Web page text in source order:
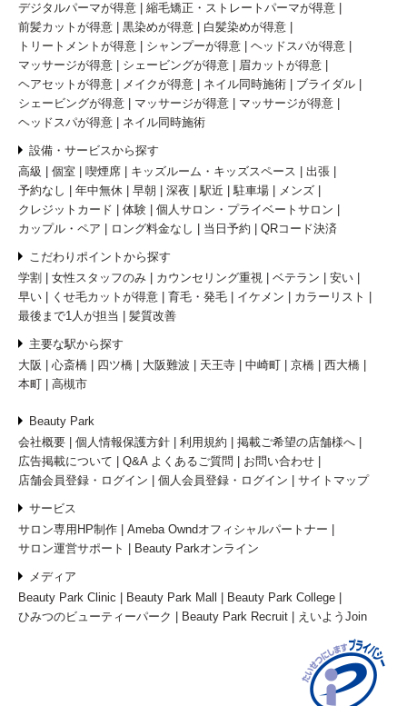
デジタルパーマが得意
縮毛矯正・ストレートパーマが得意
前髪カットが得意
黒染めが得意
白髪染めが得意
トリートメントが得意
シャンプーが得意
ヘッドスパが得意
マッサージが得意
シェービングが得意
眉カットが得意
ヘアセットが得意
メイクが得意 ネイル同時施術
ブライダル
シェービングが得意
マッサージが得意
マッサージが得意
ヘッドスパが得意
ネイル同時施術
設備・サービスから探す
高級
個室 喫煙席 キッズルーム・キッズスペース
出張
予約なし
年中無休 早朝 深夜 駅近 駐車場
メンズ
クレジットカード
体験
個人サロン・プライベートサロン
カップル・ペア
ロング料金なし 当日予約 QRコード決済
こだわりポイントから探す
学割
女性スタッフのみ カウンセリング重視 ベテラン
安い
早い
くせ毛カットが得意 育毛・発毛 イケメン
カラーリスト
最後まで1人が担当
髪質改善
主要な駅から探す
大阪
心斎橋 四ツ橋 大阪難波 天王寺 中崎町 京橋
西大橋
本町
高槻市
Beauty Park
会社概要
個人情報保護方針 利用規約
掲載ご希望の店舗様へ
広告掲載について
Q&A よくあるご質問
お問い合わせ
店舗会員登録・ログイン
個人会員登録・ログイン サイトマップ
サービス
サロン専用HP制作
Ameba Owndオフィシャルパートナー
サロン運営サポート
Beauty Parkオンライン
メディア
Beauty Park Clinic
Beauty Park Mall
Beauty Park College
ひみつのビューティーパーク
Beauty Park Recruit えいようJoin